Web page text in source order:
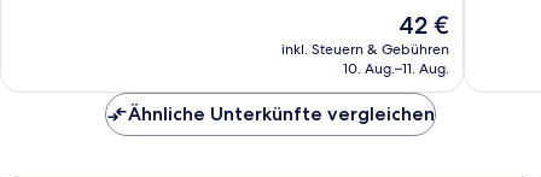
Bewertungen
Der
Preis
beträgt
42 €
inkl. Steuern & Gebühren
10. Aug.–11. Aug.
Ähnliche Unterkünfte vergleichen